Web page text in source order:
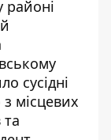
районі
сусідні
з місцевих